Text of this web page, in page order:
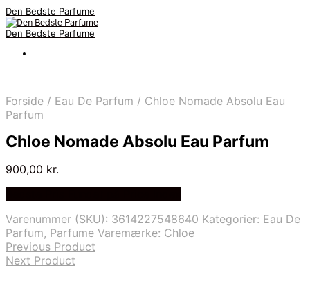
Den Bedste Parfume
Den Bedste Parfume
Forside / Eau De Parfum / Chloe Nomade Absolu Eau
Parfum
Chloe Nomade Absolu Eau Parfum
900,00 kr.
Varenummer (SKU): 3614227548640 Kategorier: Eau De
Parfum, Parfume Varemærke: Chloe
Previous Product
Next Product